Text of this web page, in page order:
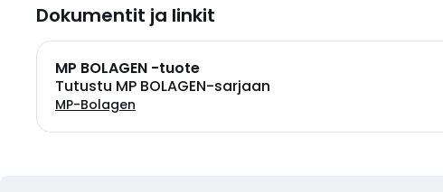
Dokumentit ja linkit
MP BOLAGEN -tuote
Tutustu MP BOLAGEN-sarjaan
MP-Bolagen